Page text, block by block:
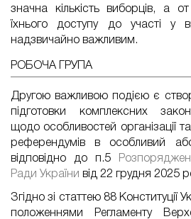
значна кількість виборців, а
їхнього доступу до участі у
надзвичайно важливим.
РОБОЧА ГРУПА
Другою важливою подією є
підготовки комплексних
щодо особливостей організації
референдумів в особливий
відповідно до п.5
Ради України від 22 грудня 2025
Згідно зі статтею 88 Конституції
положеннями Регламенту